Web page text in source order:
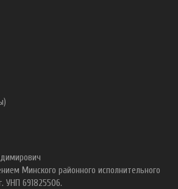
Минского районного исполнительного
УНП 691825506.